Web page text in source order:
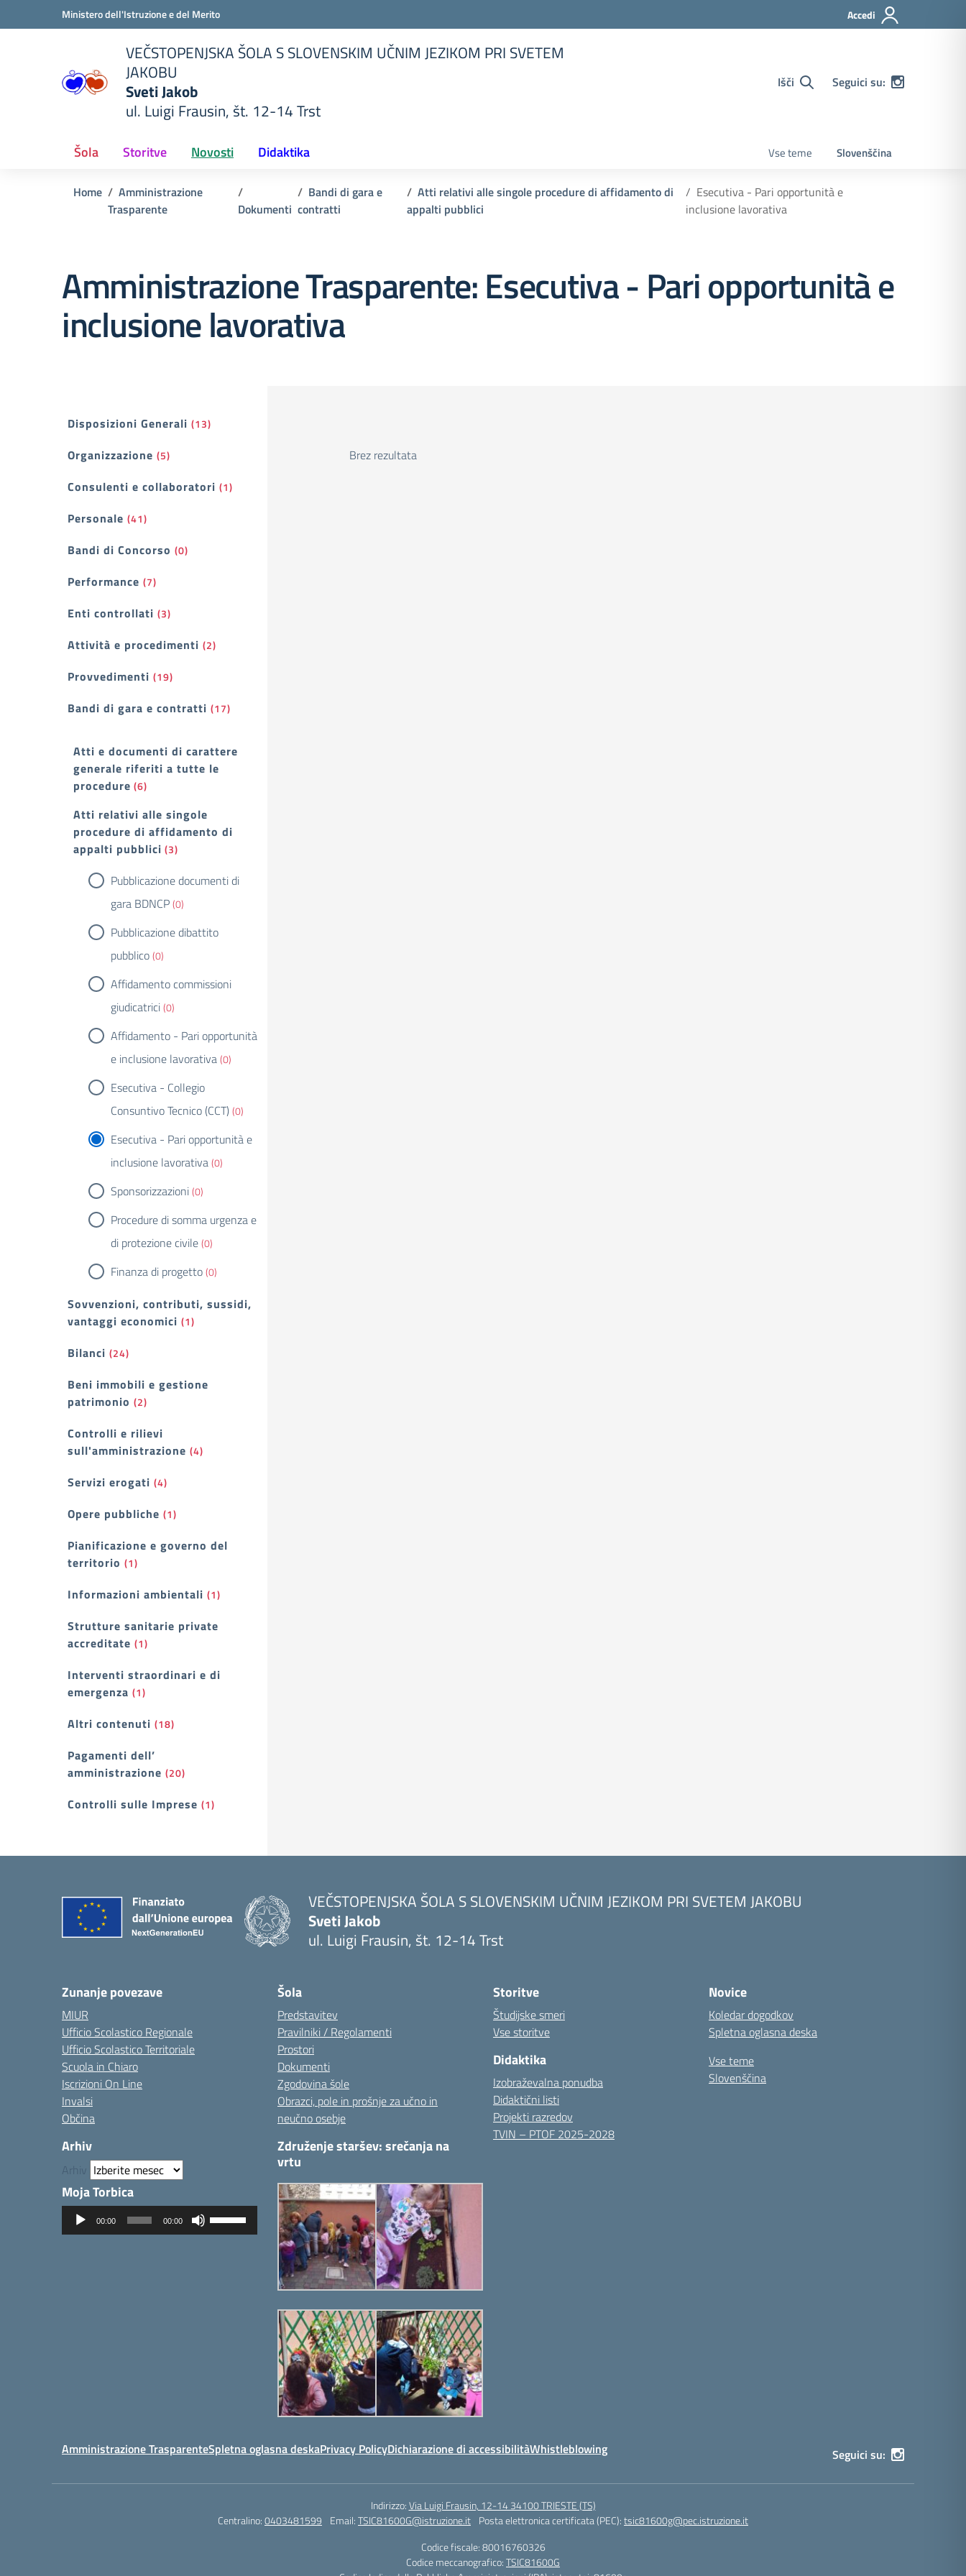
Vai ai contenuti
Vai al menu di navigazioneMinistero dell'Istruzione e del Merito Accedi
VEČSTOPENJSKA ŠOLA S SLOVENSKIM UČNIM JEZIKOM PRI SVETEM
JAKOBU
Sveti Jakob
ul. Luigi Frausin, št. 12-14 Trst
Išči Seguici su:
Šola Storitve Novosti Didaktika Vse teme Slovenščina
Home
Amministrazione
Trasparente
Dokumenti
Bandi di gara e
contratti
Atti relativi alle singole procedure di affidamento di
appalti pubblici
Esecutiva - Pari opportunità e
inclusione lavorativa
Amministrazione Trasparente:Esecutiva - Pari opportunità e
inclusione lavorativa
Filtri
Disposizioni Generali (13)
Organizzazione (5)
Consulenti e collaboratori (1)
Personale (41)
Bandi di Concorso (0)
Performance (7)
Enti controllati (3)
Attività e procedimenti (2)
Provvedimenti (19)
Bandi di gara e contratti (17)
Atti e documenti di carattere
generale riferiti a tutte le
procedure (6)
Atti relativi alle singole
procedure di affidamento di
appalti pubblici (3)
Pubblicazione documenti di
gara BDNCP(0)
Pubblicazione dibattito
pubblico(0)
Affidamento commissioni
giudicatrici(0)
Affidamento - Pari opportunità
e inclusione lavorativa(0)
Esecutiva - Collegio
Consuntivo Tecnico (CCT)(0)
Esecutiva - Pari opportunità e
inclusione lavorativa(0)
Sponsorizzazioni(0)
Procedure di somma urgenza e
di protezione civile(0)
Finanza di progetto(0)
Sovvenzioni, contributi, sussidi,
vantaggi economici (1)
Bilanci (24)
Beni immobili e gestione
patrimonio (2)
Controlli e rilievi
sull'amministrazione (4)
Servizi erogati (4)
Opere pubbliche (1)
Pianificazione e governo del
territorio (1)
Informazioni ambientali (1)
Strutture sanitarie private
accreditate (1)
Interventi straordinari e di
emergenza (1)
Altri contenuti (18)
Pagamenti dell’
amministrazione (20)
Controlli sulle Imprese (1)
Brez rezultata
VEČSTOPENJSKA ŠOLA S SLOVENSKIM UČNIM JEZIKOM PRI SVETEM JAKOBU
Sveti Jakob
ul. Luigi Frausin, št. 12-14 Trst
Zunanje povezave
MIUR
Ufficio Scolastico Regionale
Ufficio Scolastico Territoriale
Scuola in Chiaro
Iscrizioni On Line
Invalsi
Občina
Arhiv
Arhiv
Moja Torbica
Predvajalnik
zvoka
00:00 00:00
zmanjševanje
Šola
Predstavitev
Pravilniki / Regolamenti
Prostori
Dokumenti
Zgodovina šole
Obrazci, pole in prošnje za učno in
neučno osebje
Združenje staršev: srečanja na
vrtu
Storitve
Študijske smeri
Vse storitve
Didaktika
Izobraževalna ponudba
Didaktični listi
Projekti razredov
TVIN – PTOF 2025-2028
Novice
Koledar dogodkov
Spletna oglasna deska
Vse teme
Slovenščina
Amministrazione TrasparenteSpletna oglasna deskaPrivacy PolicyDichiarazione di accessibilitàWhistleblowing Seguici su:
Indirizzo:Via Luigi Frausin, 12-14 34100 TRIESTE (TS)
Centralino:0403481599 Email:TSIC81600G@istruzione.it Posta elettronica certificata (PEC):tsic81600g@pec.istruzione.it
Codice fiscale: 80016760326
Codice meccanografico:TSIC81600G